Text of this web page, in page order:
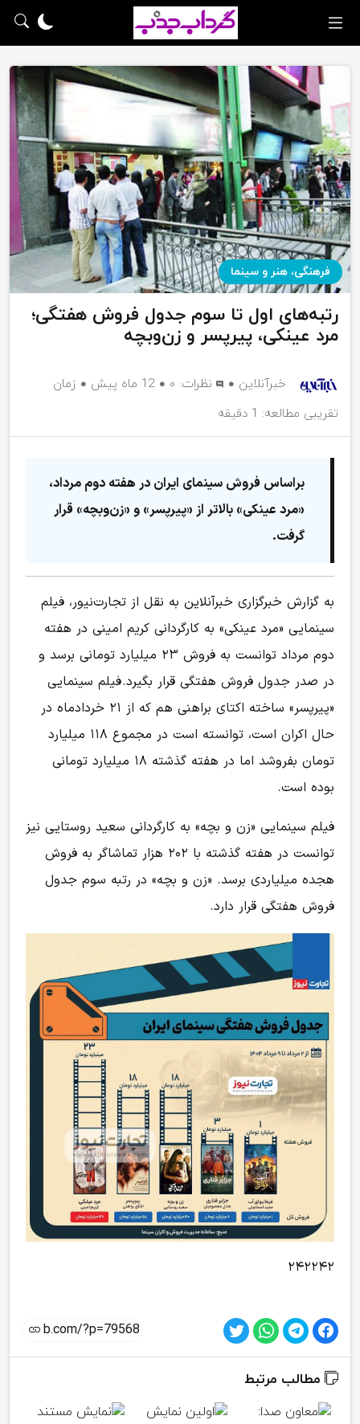
فرهنگی، هنر و سینما
رتبه‌های اول تا سوم جدول فروش هفتگی؛
مرد عینکی، پیرپسر و زن‌وبچه
خبرآنلاین نظرات: ۰ 12 ماه پیش
زمان
تقریبی مطالعه: 1 دقیقه
براساس فروش سینمای ایران در هفته دوم مرداد،
«مرد عینکی» بالاتر از «پیرپسر» و «زن‌وبچه» قرار
گرفت.
به گزارش خبرگزاری خبرآنلاین به نقل از تجارت‌نیور، فیلم
سینمایی «مرد عینکی» به کارگردانی کریم امینی در هفته
دوم مرداد توانست به فروش ۲۳ میلیارد تومانی برسد و
در صدر جدول فروش هفتگی قرار بگیرد. فیلم سینمایی
«پیرپسر» ساخته اکتای براهنی هم که از ۲۱ خردادماه در
حال اکران است، توانسته است در مجموع ۱۱۸ میلیارد
تومان بفروشد اما در هفته گذشته ۱۸ میلیارد تومانی
بوده است.
فیلم سینمایی «زن و بچه» به کارگردانی سعید روستایی نیز
توانست در هفته گذشته با ۲۰۲ هزار تماشاگر به فروش
هجده میلیاردی برسد. «زن و بچه» در رتبه سوم جدول
فروش هفتگی قرار دارد.
۲۴۲۲۴۲
مطالب مرتبط